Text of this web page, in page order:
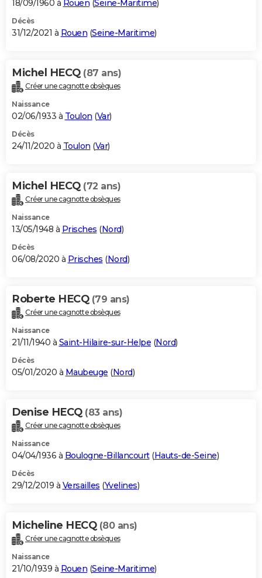
18/09/1960 à Rouen (Seine-Maritime)
Décès
31/12/2021 à Rouen (Seine-Maritime)
Michel HECQ (87 ans)
Créer une cagnotte obsèques
Naissance
02/06/1933 à Toulon (Var)
Décès
24/11/2020 à Toulon (Var)
Michel HECQ (72 ans)
Créer une cagnotte obsèques
Naissance
13/05/1948 à Prisches (Nord)
Décès
06/08/2020 à Prisches (Nord)
Roberte HECQ (79 ans)
Créer une cagnotte obsèques
Naissance
21/11/1940 à Saint-Hilaire-sur-Helpe (Nord)
Décès
05/01/2020 à Maubeuge (Nord)
Denise HECQ (83 ans)
Créer une cagnotte obsèques
Naissance
04/04/1936 à Boulogne-Billancourt(Hauts-de-Seine)
Décès
29/12/2019 à Versailles (Yvelines)
Micheline HECQ (80 ans)
Créer une cagnotte obsèques
Naissance
21/10/1939 à Rouen (Seine-Maritime)